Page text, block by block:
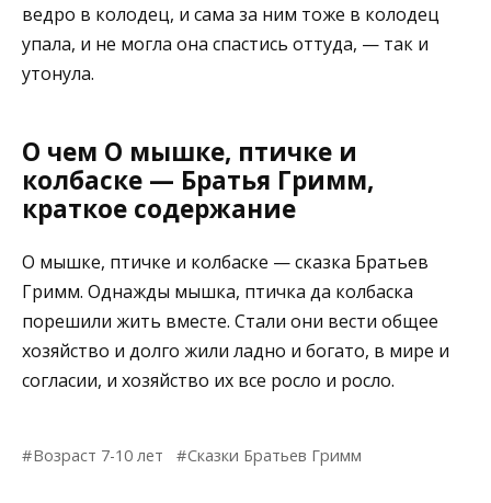
ведро в колодец, и сама за ним тоже в колодец
упала, и не могла она спастись оттуда, — так и
утонула.
О чем О мышке, птичке и
колбаске — Братья Гримм,
краткое содержание
О мышке, птичке и колбаске — сказка Братьев
Гримм. Однажды мышка, птичка да колбаска
порешили жить вместе. Стали они вести общее
хозяйство и долго жили ладно и богато, в мире и
согласии, и хозяйство их все росло и росло.
Возраст 7-10 лет Сказки Братьев Гримм